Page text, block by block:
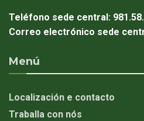
Teléfono sede central:
Correo electrónico sede
Menú
Localización e contacto
Traballa con nós